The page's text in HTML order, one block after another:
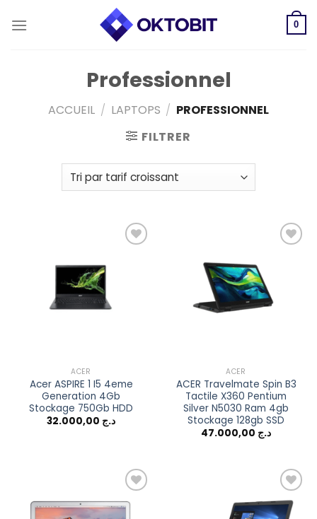
0
Professionnel
ACCUEIL / LAPTOPS / PROFESSIONNEL
FILTRER
ACER
Acer ASPIRE 1 I5 4eme
Generation 4Gb
Stockage 750Gb HDD
د.ج
wishlist
ACER
ACER Travelmate Spin B3
Tactile X360 Pentium
Silver N5030 Ram 4gb
Stockage 128gb SSD
د.ج